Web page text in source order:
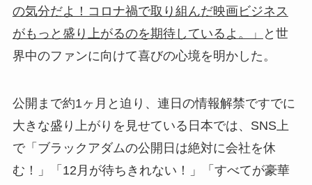
の気分だよ！コロナ禍で取り組んだ映画ビジネス
がもっと盛り上がるのを期待しているよ。」
と世
界中のファンに向けて喜びの心境を明かした。
公開まで約1ヶ月と迫り、連日の情報解禁ですでに
大きな盛り上がりを見せている日本では、SNS上
で「ブラックアダムの公開日は絶対に会社を休
む！」「12月が待ちきれない！」「すべてが豪華